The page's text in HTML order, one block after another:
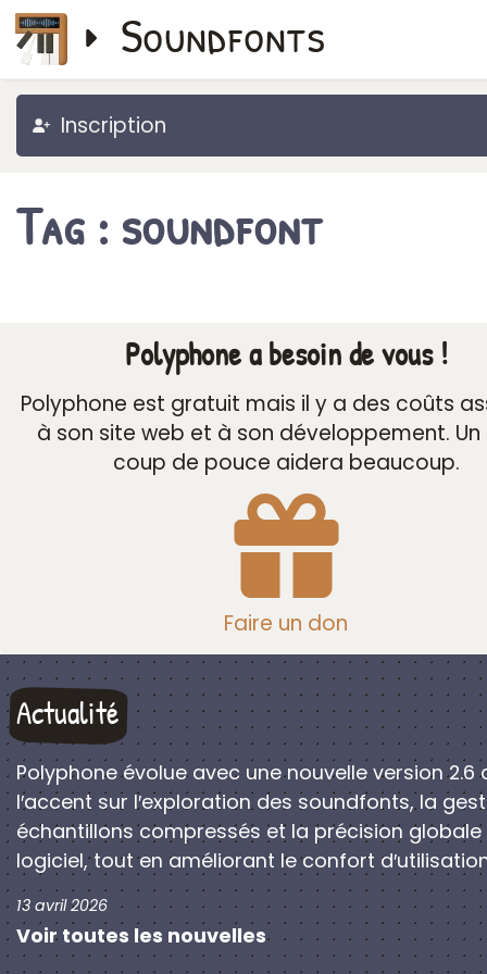
Soundfonts
Inscription
Tag : soundfont
Polyphone a besoin de vous !
Polyphone est gratuit mais il y a des coûts
à son site web et à son développement.
coup de pouce aidera beaucoup.
Faire un don
Actualité
Polyphone évolue avec une nouvelle version 2.6
l′accent sur l′exploration des soundfonts, la
échantillons compressés et la précision globale
logiciel, tout en améliorant le confort
13 avril 2026
Voir toutes les nouvelles